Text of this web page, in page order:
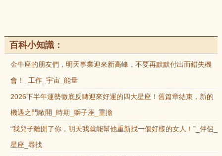
百科小知識：
金牛座的朋友們，明天事業迎來新高峰，不要再默默付出而錯失機
會！_工作_宇宙_能量
2026下半年運勢徹底反轉迎來好運的四大星座！舊篇章結束，新的
機遇之門敞開_時期_獅子座_重擔
“我兒子離開了你，明天我就能幫他重新找一個好樣的女人！”_伴侶_
星座_尋找